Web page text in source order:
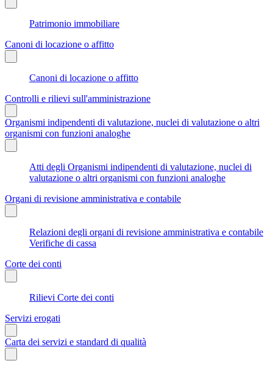
Patrimonio immobiliare
Canoni di locazione o affitto
Canoni di locazione o affitto
Controlli e rilievi sull'amministrazione
Organismi indipendenti di valutazione, nuclei di valutazione o altri
organismi con funzioni analoghe
Atti degli Organismi indipendenti di valutazione, nuclei di
valutazione o altri organismi con funzioni analoghe
Organi di revisione amministrativa e contabile
Relazioni degli organi di revisione amministrativa e contabile
Verifiche di cassa
Corte dei conti
Rilievi Corte dei conti
Servizi erogati
Carta dei servizi e standard di qualità